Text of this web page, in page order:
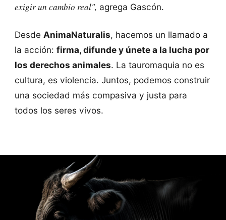
exigir un cambio real", agrega Gascón.
Desde AnimaNaturalis, hacemos un llamado a
la acción: firma, difunde y únete a la lucha por
los derechos animales. La tauromaquia no es
cultura, es violencia. Juntos, podemos construir
una sociedad más compasiva y justa para
todos los seres vivos.